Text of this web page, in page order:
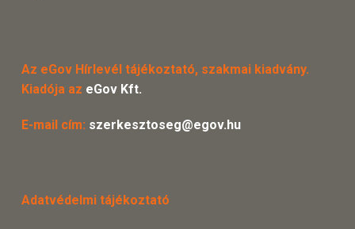
Az eGov Hírlevél tájékoztató, szakmai kiadvány.
Kiadója az eGov Kft.
E-mail cím: szerkesztoseg@egov.hu
Adatvédelmi tájékoztató